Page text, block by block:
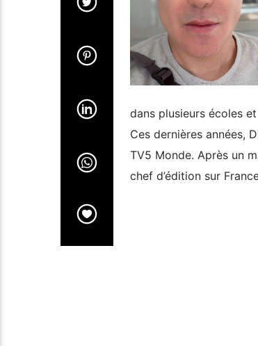
dans plusieurs écoles
Ces dernières années,
TV5 Monde. Après un
chef d’édition sur